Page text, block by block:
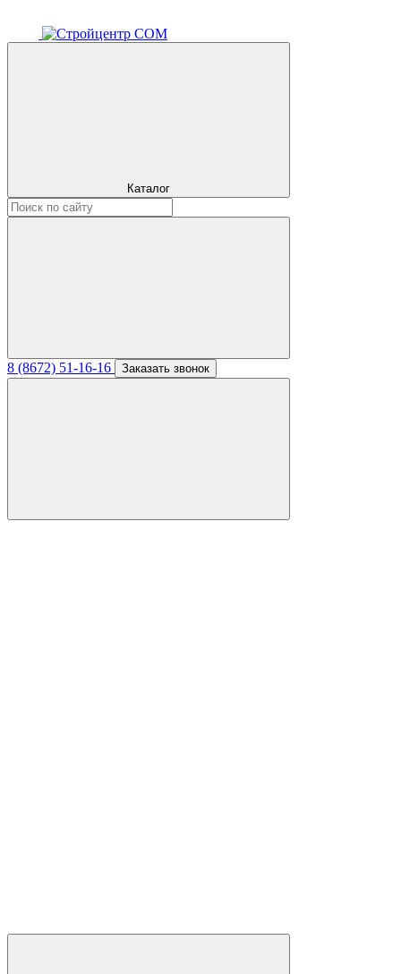
Каталог
8 (8672) 51-16-16 Заказать звонок